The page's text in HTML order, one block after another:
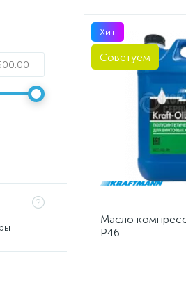
Хит
Советуем
Масло
P46